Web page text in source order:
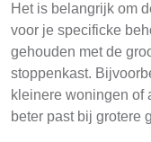
Het is belangrijk om
voor je specificke
gehouden met de
stoppenkast.
kleinere woningen of
beter past bij grotere